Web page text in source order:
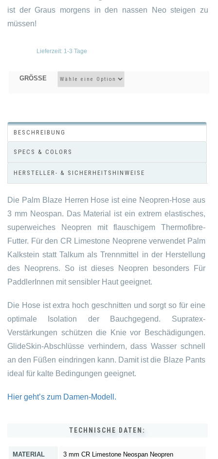
ist der Graus morgens in den nassen Neo steigen zu
müssen!
Lieferzeit: 1-3 Tage
GRÖSSE
BESCHREIBUNG
SPECS & COLORS
HERSTELLER- & SICHERHEITSHINWEISE
Die Palm Blaze Herren Hose ist eine Neopren-Hose aus
3 mm Neospan. Das Material ist ein extrem elastisches,
superweiches Neopren mit flauschigem Thermofibre-
Futter. Für den CR Limestone Neoprene verwendet Palm
Kalkstein statt Talkum als Trennmittel in der Herstellung
des Neoprens. So ist dieses Neopren besonders Für
PaddlerInnen mit sensibler Haut geeignet.
Die Hose ist extra hoch geschnitten und sorgt so für eine
optimale Isolation der Bauchgegend. Supratex-
Verstärkungen schützen die Knie vor Beschädigungen.
GlideSkin-Abschlüsse verhindern, dass Wasser schnell
an den Füßen eindringen kann. Damit ist die Blaze Pants
ideal für kalte Bedingungen geeignet.
Hier geht’s zum Damen-Modell.
TECHNISCHE DATEN:
MATERIAL 3 mm CR Limestone Neospan Neopren